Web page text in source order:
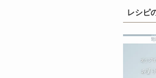
レシピ